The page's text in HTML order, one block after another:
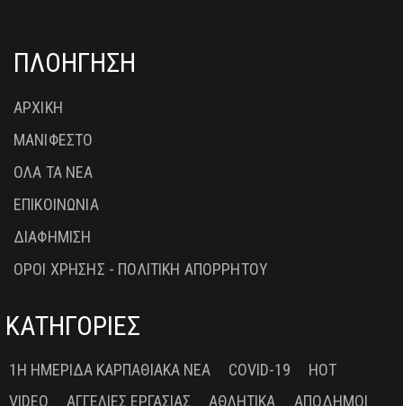
ΠΛΟΗΓΗΣΗ
ΑΡΧΙΚΗ
ΜΑΝΙΦΕΣΤΟ
ΟΛΑ ΤΑ ΝΕΑ
ΕΠΙΚΟΙΝΩΝΙΑ
ΔΙΑΦΗΜΙΣΗ
ΟΡΟΙ ΧΡΗΣΗΣ - ΠΟΛΙΤΙΚΗ ΑΠΟΡΡΗΤΟΥ
ΚΑΤΗΓΟΡΙΕΣ
1Η ΗΜΕΡΊΔΑ ΚΑΡΠΑΘΙΑΚΆ ΝΈΑ COVID-19
HOT
VIDEO
ΑΓΓΕΛΊΕΣ ΕΡΓΑΣΊΑΣ ΑΘΛΗΤΙΚΆ ΑΠΌΔΗΜΟΙ